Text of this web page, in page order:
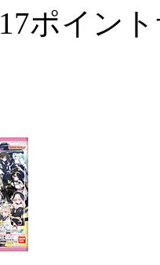
17ポイン